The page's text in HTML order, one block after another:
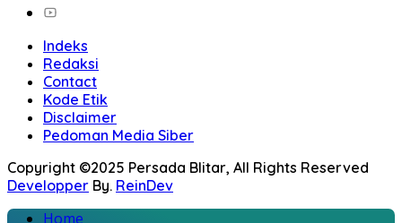
Indeks
Redaksi
Contact
Kode Etik
Disclaimer
Pedoman Media Siber
Copyright ©2025 Persada Blitar, All Rights Reserved
Developper By. ReinDev
Home